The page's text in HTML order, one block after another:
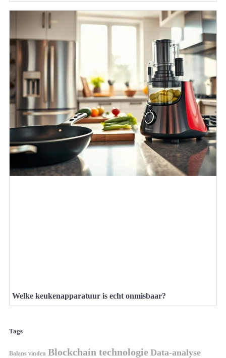
Welke keukenapparatuur is echt onmisbaar?
Tags
Balans vinden Blockchain technologie Data-analyse